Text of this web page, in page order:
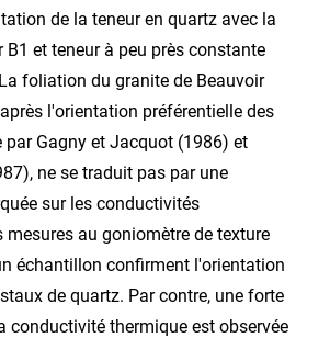
de la teneur en quartz avec la
B1 et teneur à peu près constante
foliation du granite de Beauvoir
l'orientation préférentielle des
par Gagny et Jacquot (1986) et
ne se traduit pas par une
sur les conductivités
mesures au goniomètre de texture
échantillon confirment l'orientation
de quartz. Par contre, une forte
conductivité thermique est observée